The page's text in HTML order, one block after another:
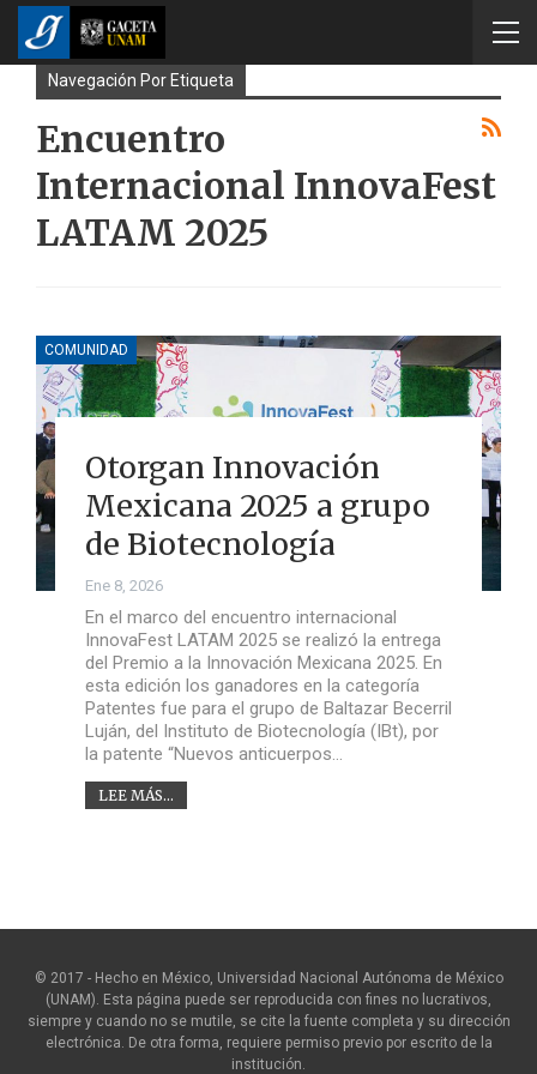
Navegación Por Etiqueta
Encuentro
Internacional InnovaFest
LATAM 2025
COMUNIDAD
Otorgan Innovación
Mexicana 2025 a grupo
de Biotecnología
Ene 8, 2026
En el marco del encuentro internacional
InnovaFest LATAM 2025 se realizó la entrega
del Premio a la Innovación Mexicana 2025. En
esta edición los ganadores en la categoría
Patentes fue para el grupo de Baltazar Becerril
Luján, del Instituto de Biotecnología (IBt), por
la patente “Nuevos anticuerpos…
LEE MÁS...
© 2017 - Hecho en México, Universidad Nacional Autónoma de México
(UNAM). Esta página puede ser reproducida con fines no lucrativos,
siempre y cuando no se mutile, se cite la fuente completa y su dirección
electrónica. De otra forma, requiere permiso previo por escrito de la
institución.